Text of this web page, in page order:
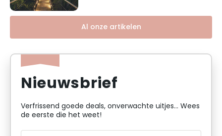
Al onze artikelen
Nieuwsbrief
Verfrissend goede deals, onverwachte uitjes... Wees
de eerste die het weet!